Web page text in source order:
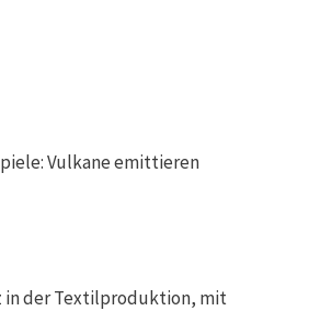
Vulkane emittieren
in der Textilproduktion, mit